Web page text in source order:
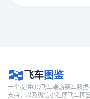
飞车图鉴
一个提供QQ飞车端游赛车数
支持，以及微信小程序飞车图